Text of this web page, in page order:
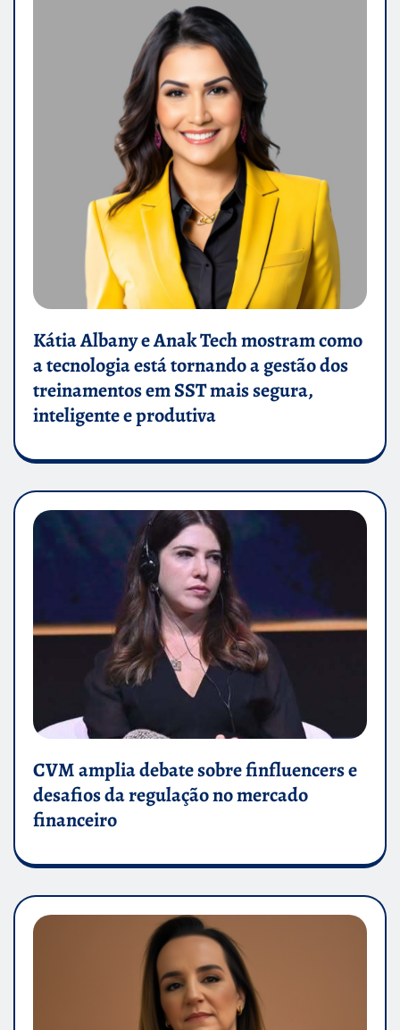
Kátia Albany e Anak Tech mostram como
a tecnologia está tornando a gestão dos
treinamentos em SST mais segura,
inteligente e produtiva
CVM amplia debate sobre finfluencers e
desafios da regulação no mercado
financeiro